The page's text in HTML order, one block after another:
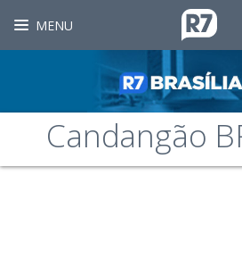
MENU
Candangão